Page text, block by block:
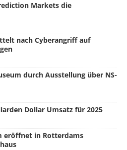
Markets die
nach Cyberangriff auf
durch Ausstellung über NS-
Dollar Umsatz für 2025
eröffnet in Rotterdams